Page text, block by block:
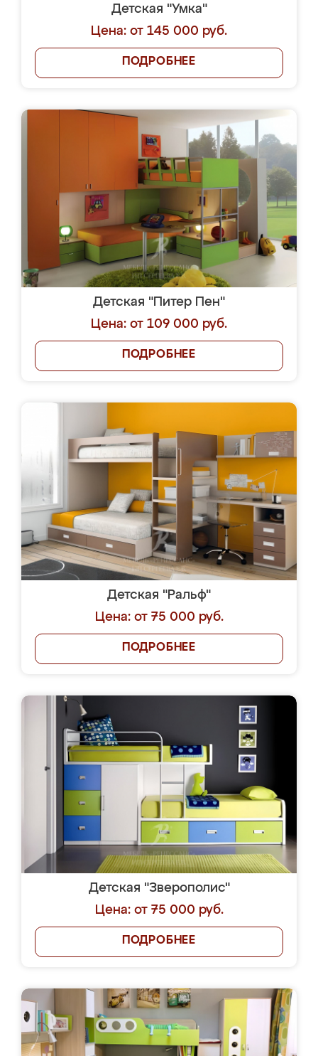
Детская "Умка"
Цена: от 145 000 руб.
ПОДРОБНЕЕ
Детская "Питер Пен"
Цена: от 109 000 руб.
ПОДРОБНЕЕ
Детская "Ральф"
Цена: от 75 000 руб.
ПОДРОБНЕЕ
Детская "Зверополис"
Цена: от 75 000 руб.
ПОДРОБНЕЕ